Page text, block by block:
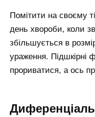
Помітити на своєму
день хвороби, коли
збільшується в
ураження. Підшкірні
прориватися, а ось